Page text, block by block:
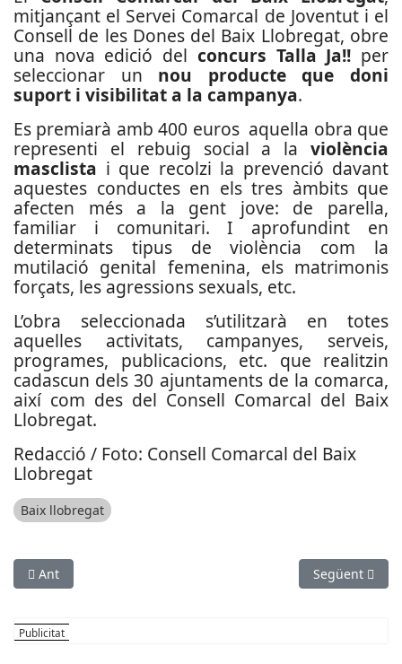
mitjançant el Servei Comarcal de Joventut i el
Consell de les Dones del Baix Llobregat, obre
una nova edició del concurs Talla Ja!! per
seleccionar un nou producte que doni
suport i visibilitat a la campanya.
Es premiarà amb 400 euros aquella obra que
representi el rebuig social a la violència
masclista i que recolzi la prevenció davant
aquestes conductes en els tres àmbits que
afecten més a la gent jove: de parella,
familiar i comunitari. I aprofundint en
determinats tipus de violència com la
mutilació genital femenina, els matrimonis
forçats, les agressions sexuals, etc.
L’obra seleccionada s’utilitzarà en totes
aquelles activitats, campanyes, serveis,
programes, publicacions, etc. que realitzin
cadascun dels 30 ajuntaments de la comarca,
així com des del Consell Comarcal del Baix
Llobregat.
Redacció / Foto: Consell Comarcal del Baix
Llobregat
Baix llobregat
Article anterior: Sergio Garrote serà el pregoner de la Festa
Ant Article
Següent